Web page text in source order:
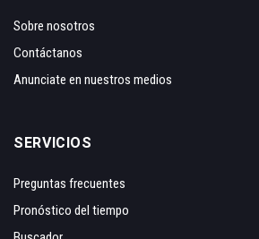
Sobre nosotros
Contáctanos
Anunciate en nuestros medios
SERVICIOS
Preguntas frecuentes
Pronóstico del tiempo